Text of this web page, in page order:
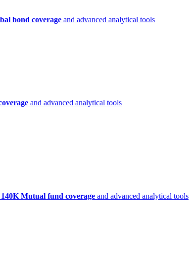
bond coverage and advanced analytical tools
and advanced analytical tools
Mutual fund coverage and advanced analytical tools